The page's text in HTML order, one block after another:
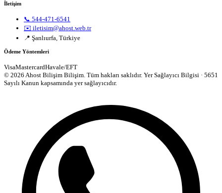
İletişim
📞 544-471-6541
✉️ iletisim@ahost.web.tr
📍 Şanlıurfa, Türkiye
Ödeme Yöntemleri
VisaMastercardHavale/EFT
© 2026 Ahost Bilişim Bilişim. Tüm hakları saklıdır. Yer Sağlayıcı Bilgisi · 5651
Sayılı Kanun kapsamında yer sağlayıcıdır.